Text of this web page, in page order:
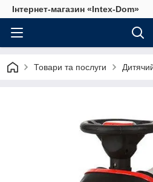
Інтернет-магазин «Intex-Dom»
Товари та послуги